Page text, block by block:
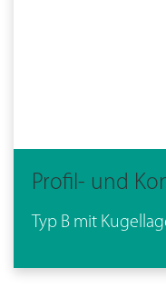
Profil- und
Typ B mit